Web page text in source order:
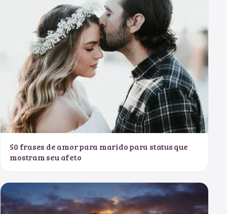
50 frases de amor para marido para status que
mostram seu afeto